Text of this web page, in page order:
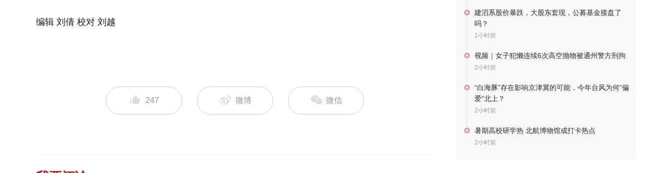
编辑 刘倩 校对 刘越
247 微博 微信
建滔系股价暴跌，大股东套现，公募基金接盘了
吗？
1小时前
视频｜女子犯懒连续6次高空抛物被通州警方刑拘
2小时前
“白海豚”存在影响京津冀的可能，今年台风为何“偏
爱”北上？
2小时前
暑期高校研学热 北航博物馆成打卡热点
2小时前